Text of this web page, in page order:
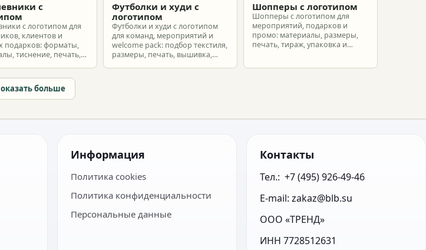
с
с логотипом для
клиентов и
подарков: форматы,
тиснение, печать,
Футболки и худи с
логотипом
Футболки и худи с логотипом
для команд, мероприятий и
welcome pack: подбор текстиля,
размеры, печать, вышивка,
Шопперы с логотипом
Шопперы с логотипом для
мероприятий, подарков и
промо: материалы, размеры,
печать, тираж, упаковка и
больше
Информация
Политика cookies
Политика конфиденциальности
Персональные данные
Контакты
Тел.:  +7 (495) 926-49-46
E-mail: zakaz@blb.su
ООО «ТРЕНД»
ИНН 7728512631